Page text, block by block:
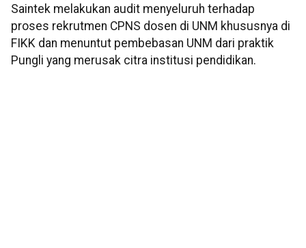
Saintek melakukan audit menyeluruh terhadap
proses rekrutmen CPNS dosen di UNM khususnya di
FIKK dan menuntut pembebasan UNM dari praktik
Pungli yang merusak citra institusi pendidikan.